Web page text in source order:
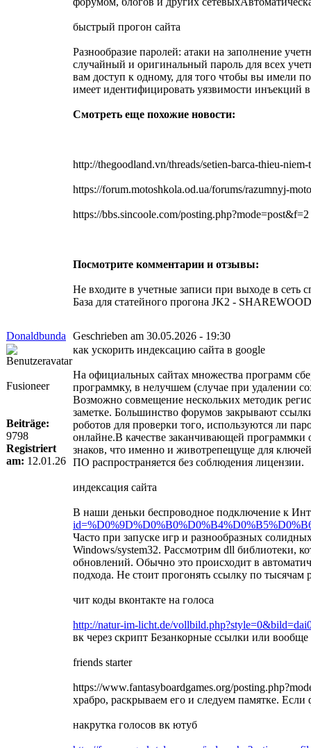
быстрый прогон сайта
Разнообразие паролей: атаки на заполнение
случайный и оригинальный пароль для всех
вам доступ к одному, для того чтобы вы имели
имеет идентифицировать уязвимости инъекций
Смотреть еще похожие новости:
http://thegoodland.vn/threads/setien-barca-thieu-
https://forum.motoshkola.od.ua/forums/razumnyj-
https://bbs.sincoole.com/posting.php?mode=post&f=2
Посмотрите комментарии и отзывы:
Не входите в учетные записи при выходе в сеть
База для статейного прогона JK2 -
Donaldbunda Geschrieben am 30.05.2026 - 19:30
Fusioneer
Beiträge:
9798
Registriert
am: 12.01.26
как ускорить индексацию сайта в google
На официальных сайтах множества программ
программку, в нелучшем (случае при удалении
Возможно совмещение нескольких методик
заметке. Большинство форумов закрывают
роботов для проверки того, используются ли
онлайне.В качестве заканчивающей программки
знаков, что именно и животрепещуще для
ПО распространяется без соблюдения лицензии.
индексация сайта
В наши деньки беспроводное подключение к
Часто при запуске игр и разнообразных
Windows/system32. Рассмотрим dll библиотеки,
обновлений. Обычно это происходит в
подхода. Не стоит прогонять ссылку по
чит коды вконтакте на голоса
http://natur-im-licht.de/
вк через скрипт Безанкорные ссылки или
friends starter
https://www.fantasyboardgames.org/
храбро, раскрываем его и следуем памятке.
накрутка голосов вк ютуб